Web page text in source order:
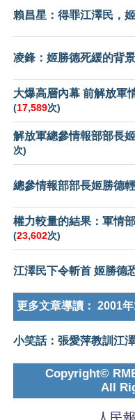
賴昌星：得罪江澤民，
凌鋒：姬勝德死緩的背景
大爆高層內幕 前解放軍
(17,589次)
解放軍總參情報部部長
次)
總參情報部部長姬勝德
權力較量的結果：軍情
(23,602次)
江澤民下令斬首 姬勝德
更多文章導讀： 2001年
小笑話：張愛萍教訓江
Copyright©
All